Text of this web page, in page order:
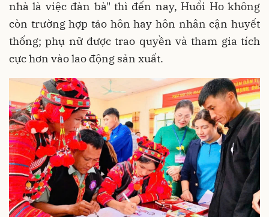
nhà là việc đàn bà" thì đến nay, Huổi Ho không
còn trường hợp tảo hôn hay hôn nhân cận huyết
thống; phụ nữ được trao quyền và tham gia tích
cực hơn vào lao động sản xuất.